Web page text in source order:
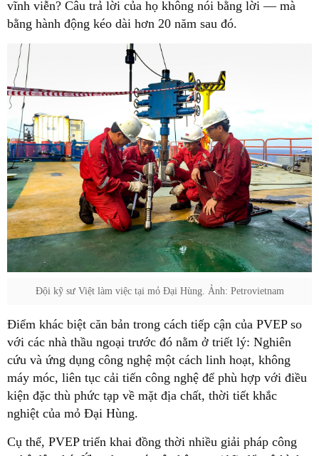
vĩnh viễn? Câu trả lời của họ không nói bằng lời — mà
bằng hành động kéo dài hơn 20 năm sau đó.
Đội kỹ sư Việt làm việc tại mỏ Đại Hùng. Ảnh: Petrovietnam
Điểm khác biệt căn bản trong cách tiếp cận của PVEP so
với các nhà thầu ngoại trước đó nằm ở triết lý: Nghiên
cứu và ứng dụng công nghệ một cách linh hoạt, không
máy móc, liên tục cải tiến công nghệ để phù hợp với điều
kiện đặc thù phức tạp về mặt địa chất, thời tiết khắc
nghiệt của mỏ Đại Hùng.
Cụ thể, PVEP triển khai đồng thời nhiều giải pháp công